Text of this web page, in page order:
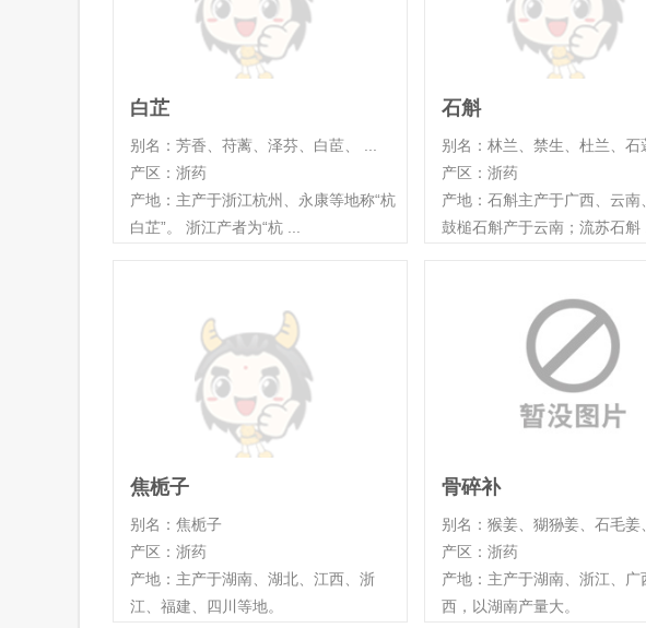
白芷
别名：芳香、苻蓠、泽芬、白茞、 ...
产区：浙药
产地：主产于浙江杭州、永康等地称“杭
白芷”。 浙江产者为“杭 ...
石斛
别名：林兰、禁生、杜兰、石
产区：浙药
产地：石斛主产于广西、云南
鼓槌石斛产于云南；流苏石斛
焦栀子
别名：焦栀子
产区：浙药
产地：主产于湖南、湖北、江西、浙
江、福建、四川等地。
骨碎补
别名：猴姜、猢狲姜、石毛姜
产区：浙药
产地：主产于湖南、浙江、广
西，以湖南产量大。